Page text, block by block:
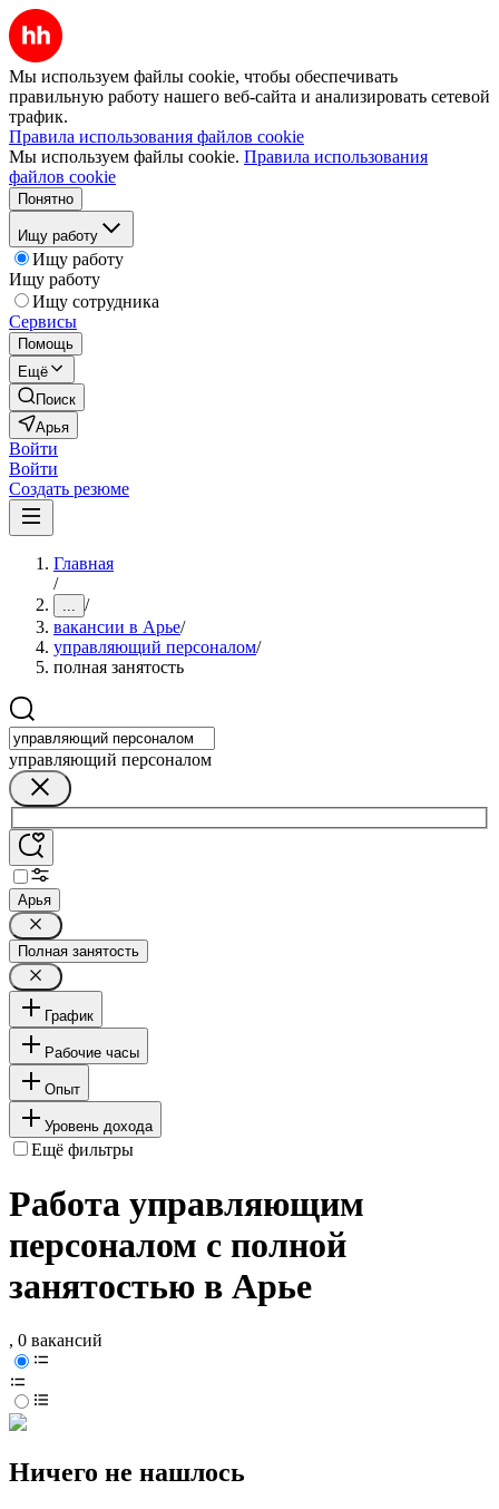
Мы используем файлы cookie, чтобы обеспечивать
правильную работу нашего веб-сайта и анализировать сетевой
трафик.
Правила использования файлов cookie
Мы используем файлы cookie. Правила использования
файлов cookie
Понятно
Ищу работу
Ищу работу
Ищу работу
Ищу сотрудника
Сервисы
Помощь
Ещё
Поиск
Арья
Войти
Войти
Создать резюме
Главная
/
... /
вакансии в Арье/
управляющий персоналом/
полная занятость
управляющий персоналом
Арья
Полная занятость
График
Рабочие часы
Опыт
Уровень дохода
Ещё фильтры
Работа управляющим
персоналом с полной
занятостью в Арье
, 0 вакансий
Ничего не нашлось